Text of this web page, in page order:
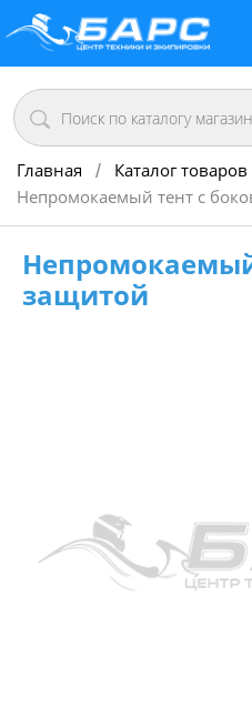
Главная / Каталог товаров
Непромокаемый тент с
защитой